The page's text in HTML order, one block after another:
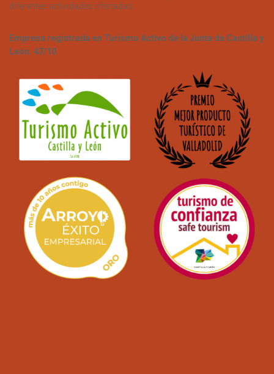
diferentes actividades ofertadas.
Empresa registrada en Turismo Activo de la Junta de Castilla y
León. 47/10